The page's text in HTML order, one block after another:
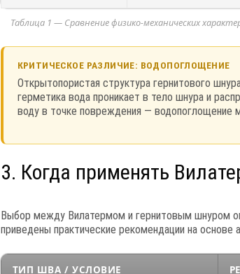
Таблица 1 — Сравнение физико-механических
КРИТИЧЕСКОЕ РАЗЛИЧИЕ: ВОДОПОГЛОЩЕНИЕ
Открытопористая структура гернитового
герметика вода проникает в тело шнура и
воду в точке повреждения — водопоглощение
3. Когда применять
Выбор между Вилатермом и гернитовым шнуром
приведены практические рекомендации на основе
ТИП ШВА / УСЛОВИЕ